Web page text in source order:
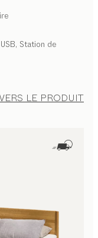
Station de
VERS LE PRODUIT